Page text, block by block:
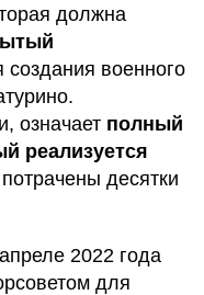
должна
создания военного
означает полный
реализуется
десятки
2022 года
для